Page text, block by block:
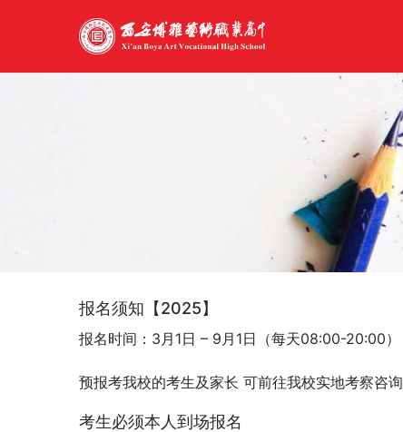
报名须知【2025】
报名时间：3月1日 – 9月1日（每天08:00-20:00）
预报考我校的考生及家长 可前往我校实地考察咨询
考生必须本人到场报名